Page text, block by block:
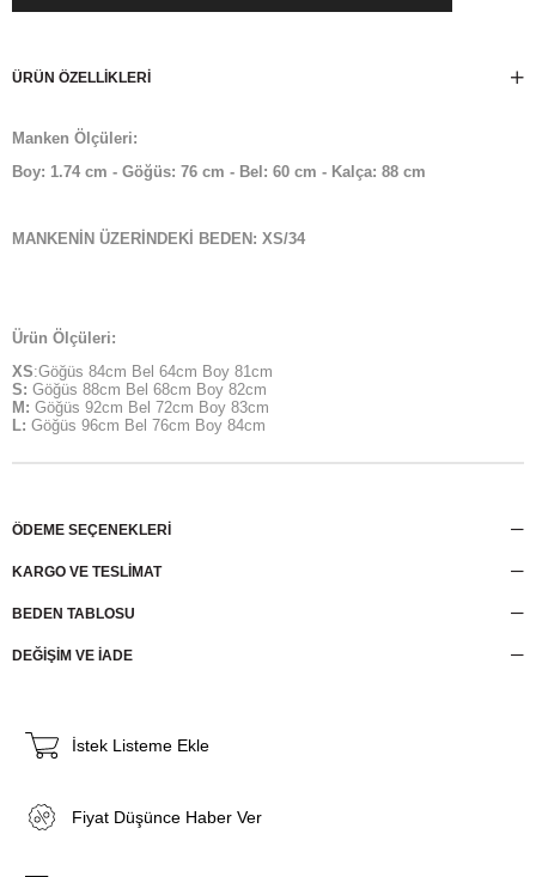
ÜRÜN ÖZELLIKLERI
Manken Ölçüleri:
Boy: 1.74 cm - Göğüs: 76 cm - Bel: 60 cm - Kalça: 88 cm
MANKENİN ÜZERİNDEKİ BEDEN: XS/34
Ürün Ölçüleri:
XS:Göğüs 84cm Bel 64cm Boy 81cm
S: Göğüs 88cm Bel 68cm Boy 82cm
M: Göğüs 92cm Bel 72cm Boy 83cm
L: Göğüs 96cm Bel 76cm Boy 84cm
ÖDEME SEÇENEKLERI
KARGO VE TESLİMAT
BEDEN TABLOSU
DEĞİŞİM VE İADE
İstek Listeme Ekle
Fiyat Düşünce Haber Ver